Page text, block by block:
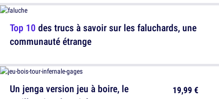
Top 10 des trucs à savoir sur les faluchards, une
communauté étrange
Un jenga version jeu à boire, le
19,99 €